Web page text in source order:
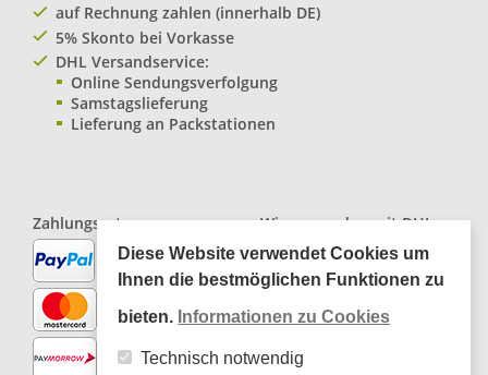
auf Rechnung zahlen (innerhalb DE)
5% Skonto bei Vorkasse
DHL Versandservice:
Online Sendungsverfolgung
Samstagslieferung
Lieferung an Packstationen
Zahlungsarten: Wir versenden mitDHL
Paketservice
Diese Website verwendet Cookies um
Ihnen die bestmöglichen Funktionen zu
bieten. Informationen zu Cookies
Technisch notwendig